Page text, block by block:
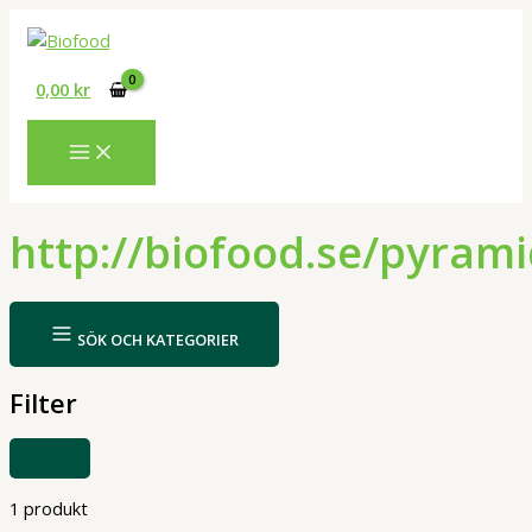
Hoppa
0,00 kr
http://biofood.se/
SÖK OCH KATEGORIER
Filter
ELLER
FILTER
1 produkt